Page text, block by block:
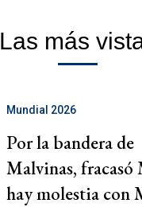
Las más
Mundial 2026
Por la bandera de
Malvinas,
hay molestia con